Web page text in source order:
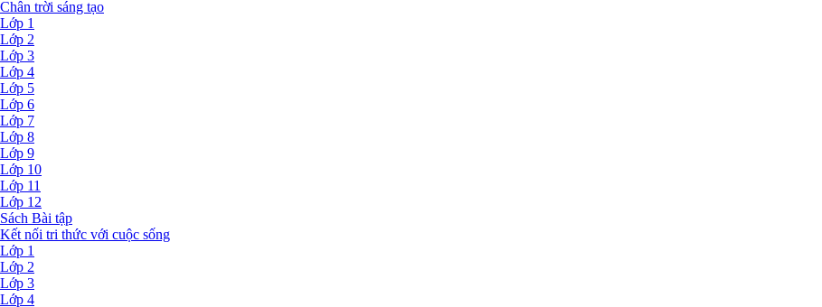
Chân trời sáng tạo
Lớp 1
Lớp 2
Lớp 3
Lớp 4
Lớp 5
Lớp 6
Lớp 7
Lớp 8
Lớp 9
Lớp 10
Lớp 11
Lớp 12
Sách Bài tập
Kết nối tri thức với cuộc sống
Lớp 1
Lớp 2
Lớp 3
Lớp 4